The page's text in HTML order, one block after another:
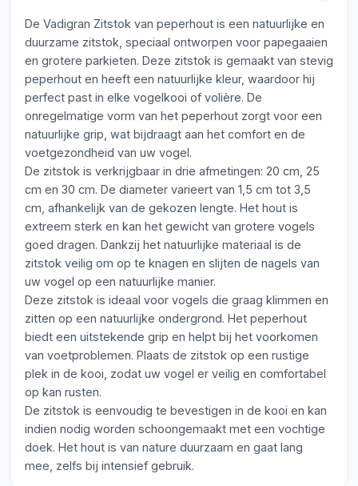
De Vadigran Zitstok van peperhout is een natuurlijke en
duurzame zitstok, speciaal ontworpen voor papegaaien
en grotere parkieten. Deze zitstok is gemaakt van stevig
peperhout en heeft een natuurlijke kleur, waardoor hij
perfect past in elke vogelkooi of volière. De
onregelmatige vorm van het peperhout zorgt voor een
natuurlijke grip, wat bijdraagt aan het comfort en de
voetgezondheid van uw vogel.
De zitstok is verkrijgbaar in drie afmetingen: 20 cm, 25
cm en 30 cm. De diameter varieert van 1,5 cm tot 3,5
cm, afhankelijk van de gekozen lengte. Het hout is
extreem sterk en kan het gewicht van grotere vogels
goed dragen. Dankzij het natuurlijke materiaal is de
zitstok veilig om op te knagen en slijten de nagels van
uw vogel op een natuurlijke manier.
Deze zitstok is ideaal voor vogels die graag klimmen en
zitten op een natuurlijke ondergrond. Het peperhout
biedt een uitstekende grip en helpt bij het voorkomen
van voetproblemen. Plaats de zitstok op een rustige
plek in de kooi, zodat uw vogel er veilig en comfortabel
op kan rusten.
De zitstok is eenvoudig te bevestigen in de kooi en kan
indien nodig worden schoongemaakt met een vochtige
doek. Het hout is van nature duurzaam en gaat lang
mee, zelfs bij intensief gebruik.